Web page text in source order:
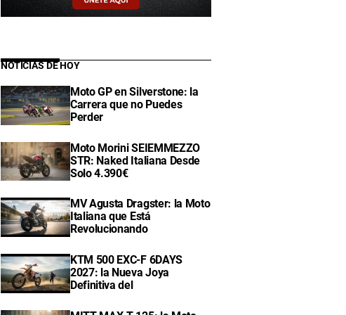
NOTICIAS DE HOY
Moto GP en Silverstone: la
Carrera que no Puedes
Perder
Moto Morini SEIEMMEZZO
STR: Naked Italiana Desde
Solo 4.390€
MV Agusta Dragster: la Moto
Italiana que Está
Revolucionando
KTM 500 EXC-F 6DAYS
2027: la Nueva Joya
Definitiva del